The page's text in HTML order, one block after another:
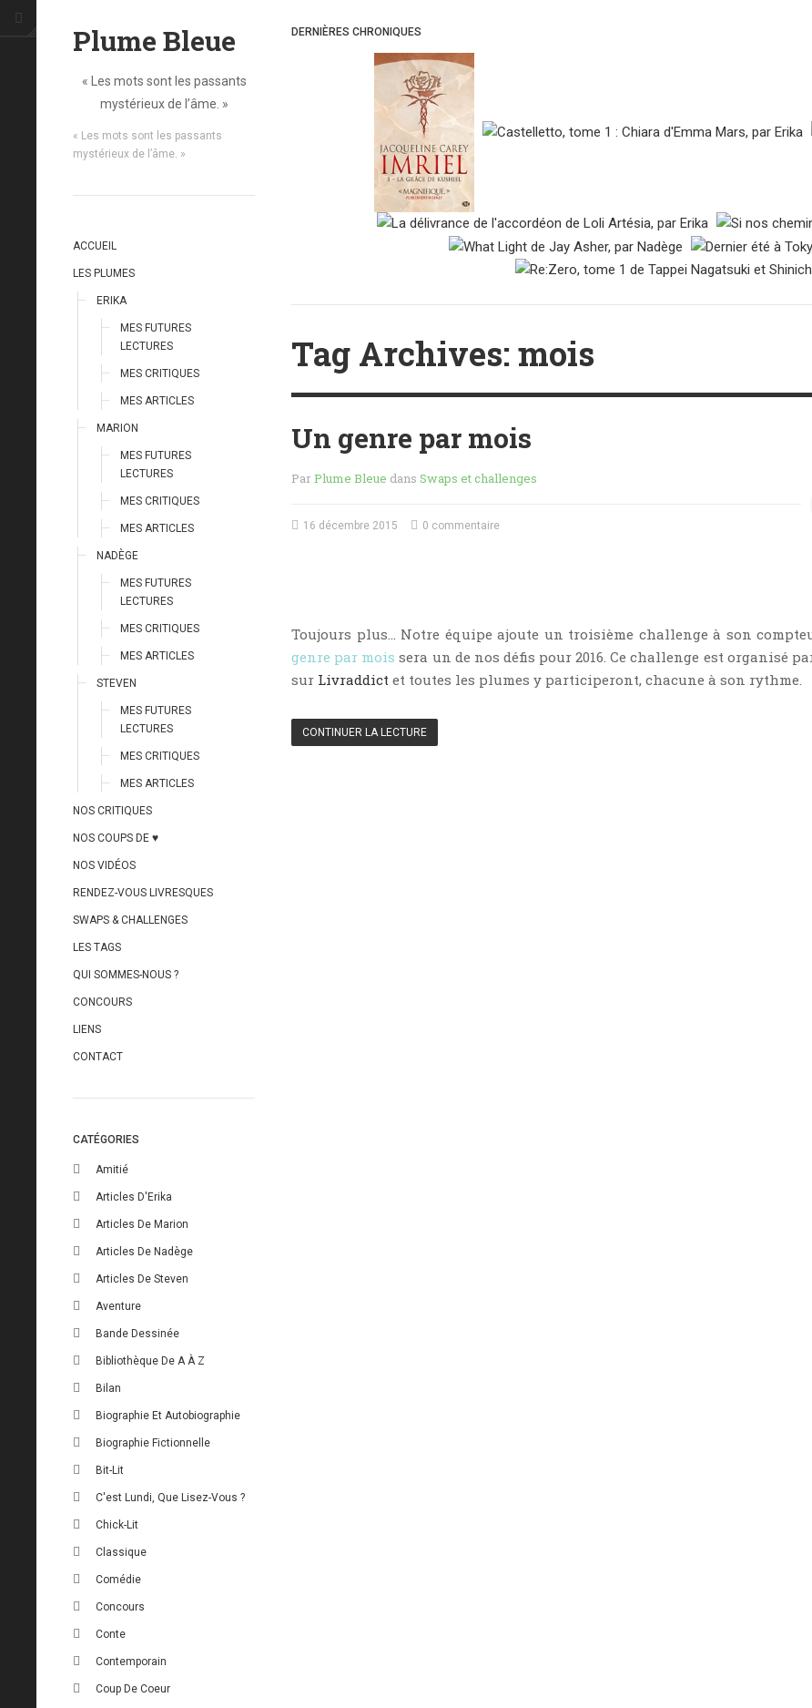
Plume Bleue
« Les mots sont les passants
mystérieux de l’âme. »
« Les mots sont les passants
mystérieux de l’âme. »
ACCUEIL
LES PLUMES
ERIKA
MES FUTURES
LECTURES
MES CRITIQUES
MES ARTICLES
MARION
MES FUTURES
LECTURES
MES CRITIQUES
MES ARTICLES
NADÈGE
MES FUTURES
LECTURES
MES CRITIQUES
MES ARTICLES
STEVEN
MES FUTURES
LECTURES
MES CRITIQUES
MES ARTICLES
NOS CRITIQUES
NOS COUPS DE ♥
NOS VIDÉOS
RENDEZ-VOUS LIVRESQUES
SWAPS & CHALLENGES
LES TAGS
QUI SOMMES-NOUS ?
CONCOURS
LIENS
CONTACT
CATÉGORIES
Amitié
Articles D'Erika
Articles De Marion
Articles De Nadège
Articles De Steven
Aventure
Bande Dessinée
Bibliothèque De A À Z
Bilan
Biographie Et Autobiographie
Biographie Fictionnelle
Bit-Lit
C'est Lundi, Que Lisez-Vous ?
Chick-Lit
Classique
Comédie
Concours
Conte
Contemporain
Coup De Coeur
DERNIÈRES CHRONIQUES
Tag Archives: mois
Un genre par mois
ParPlume Bleue dans Swaps et challenges
16 décembre 2015 0 commentaire
Toujours plus… Notre équipe ajoute un troisième challenge à son
genre par mois sera un de nos défis pour 2016. Ce challenge est organisé
sur Livraddict et toutes les plumes y participeront, chacune à son rythme.
CONTINUER LA LECTURE